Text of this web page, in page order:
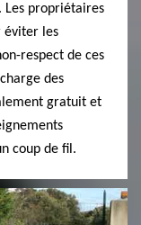
Les propriétaires
éviter les
respect de ces
des
gratuit et
coup de fil.